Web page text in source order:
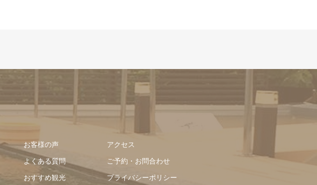
お客様の声
よくある質問
おすすめ観光
アクセス
ご予約・お問合わせ
プライバシーポリシー